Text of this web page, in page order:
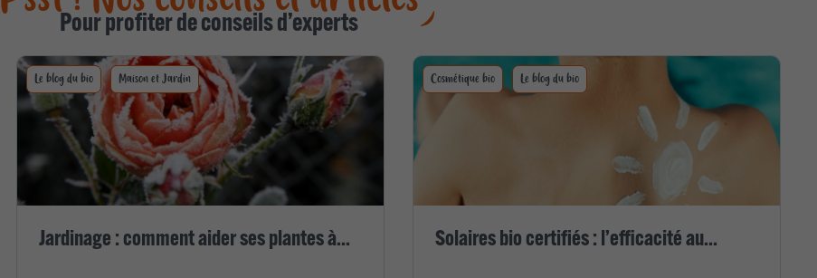
Pour profiter de conseils d’experts
Le blog du bio Maison et Jardin
Jardinage : comment aider ses plantes à...
Cosmétique bio Le blog du bio
Solaires bio certifiés : l’efficacité au...